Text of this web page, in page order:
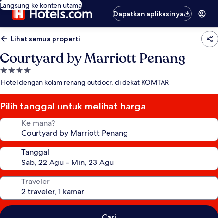
Langsung ke konten utama
Dapatkan aplikasinya
Lihat semua properti
Courtyard by Marriott Penang
Properti
bintang
Hotel dengan kolam renang outdoor, di dekat KOMTAR
Pilih tanggal untuk melihat harga
Ke mana?
Tanggal
Traveler